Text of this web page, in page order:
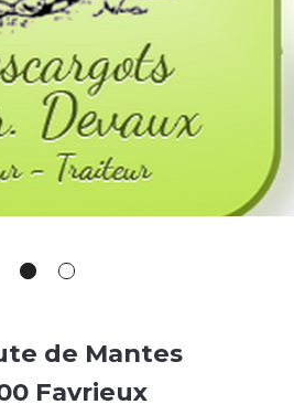
de Mantes
Favrieux